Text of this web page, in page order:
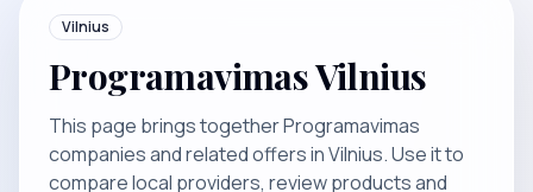
Vilnius
Programavimas Vilnius
This page brings together Programavimas
companies and related offers in Vilnius. Use it to
compare local providers, review products and